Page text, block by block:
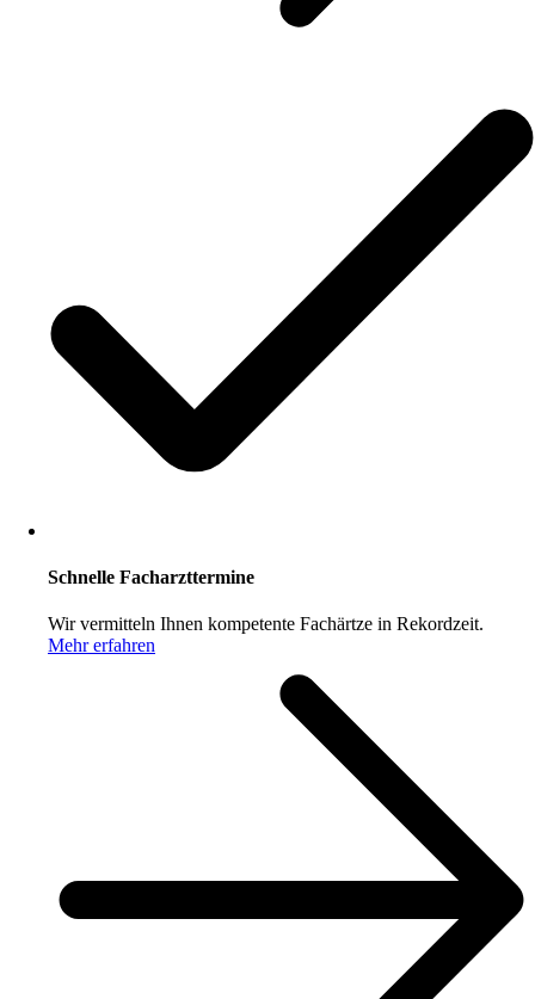
Schnelle Facharzttermine
Wir vermitteln Ihnen kompetente Fachärtze in Rekordzeit.
Mehr erfahren